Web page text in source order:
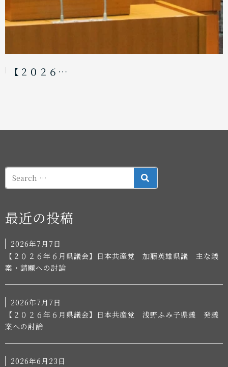
【２０２６…
SEARCH
最近の投稿
2026年7月7日
【２０２６年６月県議会】日本共産党 加藤英雄県議 主な議
案・請願への討論
2026年7月7日
【２０２６年６月県議会】日本共産党 浅野ふみ子県議 発議
案への討論
2026年6月23日